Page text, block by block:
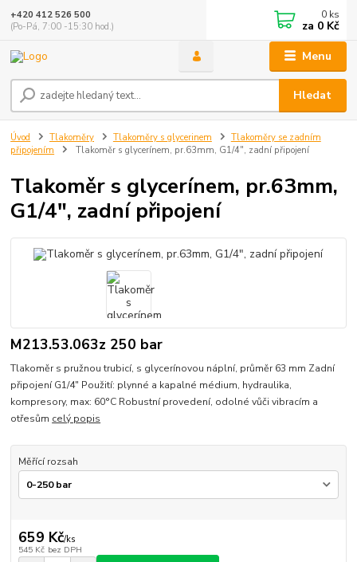
Menu
Hledat
+420 412 526 500
(Po-Pá, 7:00 -15:30 hod.)
0 ks
za 0 Kč
Úvod Tlakoměry Tlakoměry s glycerinem
Tlakoměry se zadním
připojením
Tlakoměr s glycerínem, pr.63mm, G1/4", zadní připojení
Tlakoměr s glycerínem, pr.63mm,
G1/4", zadní připojení
M213.53.063z 250 bar
Tlakoměr s pružnou trubicí, s glycerínovou náplní, průměr 63 mm Zadní
připojení G1/4" Použití: plynné a kapalné médium, hydraulika,
kompresory, max: 60°C Robustní provedení, odolné vůči vibracím a
otřesům celý popis
Měřící rozsah
659 Kč/ks
545 Kč bez DPH